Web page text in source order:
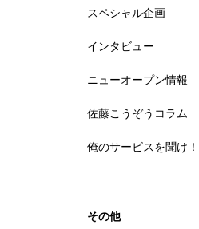
スペシャル企画
インタビュー
ニューオープン情報
佐藤こうぞうコラム
俺のサービスを聞け！
その他